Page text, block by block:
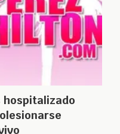
hospitalizado